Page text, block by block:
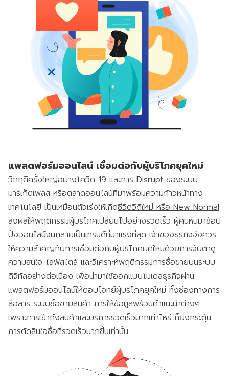
แพลตฟอร์มออนไลน์ เชื่อมต่อกับผู้บริโภคยุคใหม่
วิกฤติครั้งใหญ่อย่างโควิด-19 และการ Disrupt ของระบบ
มาร์เก็ตเพลส หรือตลาดออนไลน์ที่มาพร้อมความก้าวหน้าทาง
เทคโนโลยี เป็นเหมือนตัวเร่งให้เกิดชีวิตวิถีใหม่ หรือ New Normal
ส่งผลให้พฤติกรรมผู้บริโภคเปลี่ยนไปอย่างรวดเร็ว ผู้คนหันมาช้อป
ปิ้งออนไลน์จนกลายเป็นเทรนด์ที่มาแรงที่สุด เจ้าของธุรกิจจึงควร
ให้ความสำคัญกับการเชื่อมต่อกับผู้บริโภคยุคใหม่ด้วยการจับตาดู
ความสนใจ ไลฟ์สไตล์ และวิเคราะห์พฤติกรรมการซื้อขายบนระบบ
ดิจิทัลอย่างต่อเนื่อง เพื่อนำมาใช้ออกแบบโมเดลธุรกิจผ่าน
แพลตฟอร์มออนไลน์ให้ตอบโจทย์ผู้บริโภคยุคใหม่ ทั้งช่องทางการ
สื่อสาร ระบบซื้อขายสินค้า การให้ข้อมูลพร้อมคำแนะนำต่างๆ
เพราะการเข้าถึงสินค้าและบริการรวดเร็วมากเท่าไหร่ ก็ยิ่งกระตุ้น
การตัดสินใจซื้อที่รวดเร็วมากขึ้นเท่านั้น